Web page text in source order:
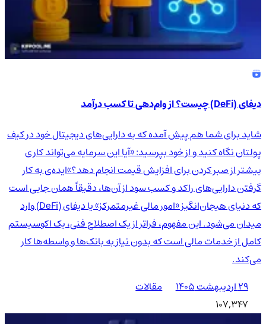
دیفای (DeFi) چیست؟ از وام‌دهی تا کسب درآمد
شاید برای شما هم پیش آمده که به دارایی‌های دیجیتال خود در کیف
پولتان نگاه کنید و از خود بپرسید: «آیا این سرمایه می‌تواند کاری
بیشتر از صبر کردن برای افزایش قیمت انجام دهد؟»ایده‌ی به کار
گرفتن دارایی‌های راکد و کسب سود از آن‌ها، دقیقاً همان جایی است
که دنیای هیجان‌انگیز «امور مالی غیرمتمرکز» یا دیفای (DeFi) وارد
میدان می‌شود. این مفهوم، فراتر از یک اصطلاح فنی، یک اکوسیستم
کامل از خدمات مالی است که بدون نیاز به بانک‌ها و واسطه‌ها کار
می‌کند.
۲۹ اردیبهشت ۱۴۰۵
مقالات
107,347